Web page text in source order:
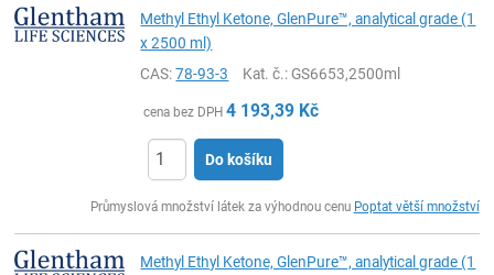
Methyl Ethyl Ketone, GlenPure™, analytical grade (1
x 2500 ml)
CAS:78-93-3 Kat. č.: GS6653,2500ml
cena bez DPH 4 193,39 Kč
Do košíku
Průmyslová množství látek za výhodnou cenu Poptat větší množství
Methyl Ethyl Ketone, GlenPure™, analytical grade (1